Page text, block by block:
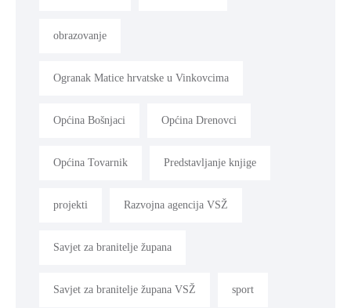
obrazovanje
Ogranak Matice hrvatske u Vinkovcima
Općina Bošnjaci Općina Drenovci
Općina Tovarnik Predstavljanje knjige
projekti Razvojna agencija VSŽ
Savjet za branitelje župana
Savjet za branitelje župana VSŽ sport